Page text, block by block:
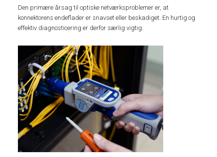
Den primære årsag til optiske netværksproblemer er, at
konnektorens endeflader er snavset eller beskadiget. En hurtig og
effektiv diagnosticering er derfor særlig vigtig.